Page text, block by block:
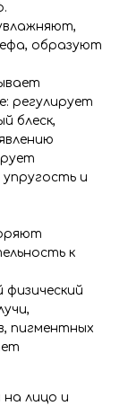
образуют
регулирует
блеск,
и
к
пигментных
на лицо и